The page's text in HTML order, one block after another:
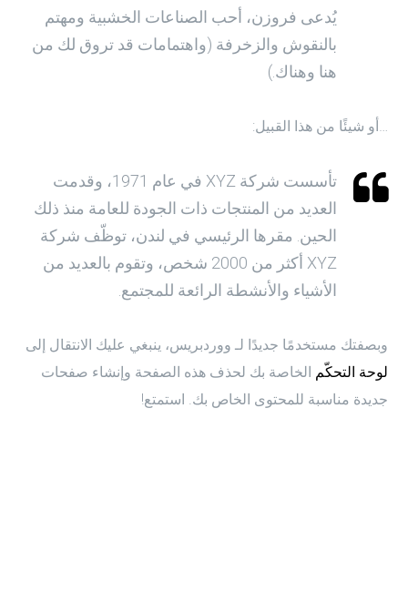
يُدعى فروزن، أحب الصناعات الخشبية ومهتم
بالنقوش والزخرفة (واهتمامات قد تروق لك من
هنا وهناك.)
…أو شيئًا من هذا القبيل:
تأسست شركة XYZ في عام 1971، وقدمت
العديد من المنتجات ذات الجودة للعامة منذ ذلك
الحين. مقرها الرئيسي في لندن، توظّف شركة
XYZ أكثر من 2000 شخص، وتقوم بالعديد من
الأشياء والأنشطة الرائعة للمجتمع.
وبصفتك مستخدمًا جديدًا لـ ووردبريس، ينبغي عليك الانتقال إلى
لوحة التحكّم الخاصة بك لحذف هذه الصفحة وإنشاء صفحات
جديدة مناسبة للمحتوى الخاص بك. استمتع!